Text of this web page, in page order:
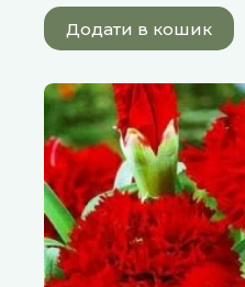
Додати в кошик